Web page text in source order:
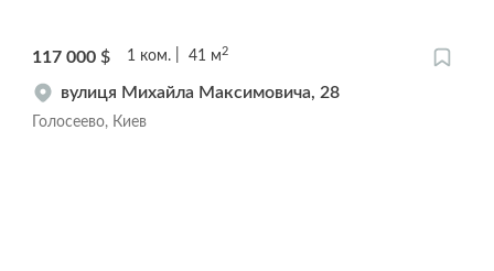
117 000 $ 1 ком. 41 м 2
вулиця Михайла Максимовича, 28
Голосеево, Киев